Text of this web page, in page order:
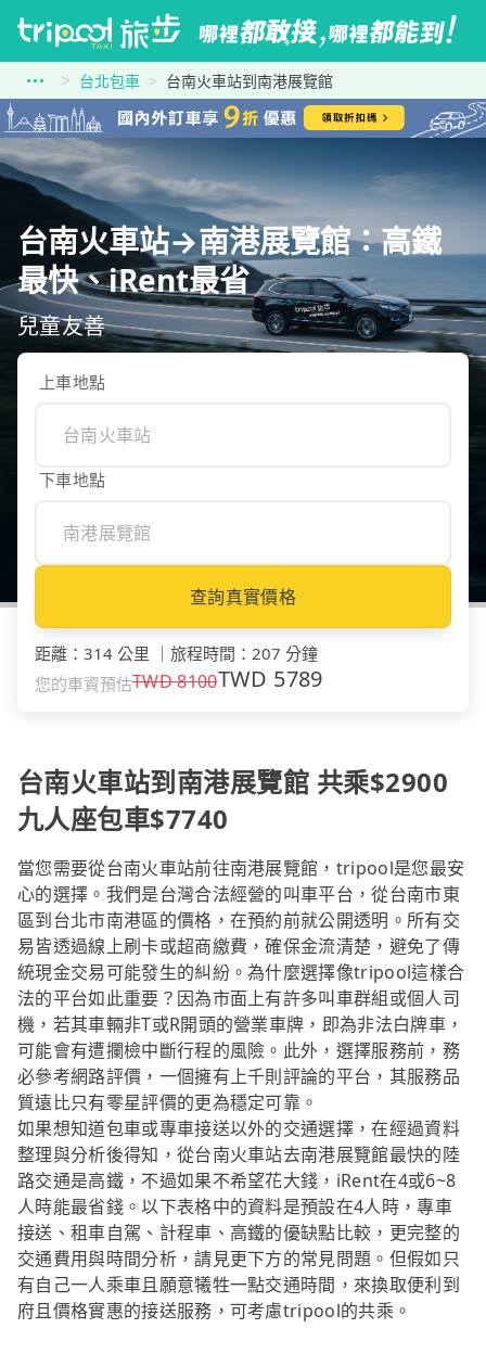
台北包車 台南火車站到南港展覽館
台南火車站→南港展覽館：高鐵
最快、iRent最省
兒童友善
上車地點
下車地點
查詢真實價格
距離 ： 314 公里 旅程時間 ： 207 分鐘
您的車資預估TWD8100TWD 5789
台南火車站到南港展覽館 共乘$2900
九人座包車$7740
當您需要從台南火車站前往南港展覽館，tripool是您最安
心的選擇。我們是台灣合法經營的叫車平台，從台南市東
區到台北市南港區的價格，在預約前就公開透明。所有交
易皆透過線上刷卡或超商繳費，確保金流清楚，避免了傳
統現金交易可能發生的糾紛。為什麼選擇像tripool這樣合
法的平台如此重要？因為市面上有許多叫車群組或個人司
機，若其車輛非T或R開頭的營業車牌，即為非法白牌車，
可能會有遭攔檢中斷行程的風險。此外，選擇服務前，務
必參考網路評價，一個擁有上千則評論的平台，其服務品
質遠比只有零星評價的更為穩定可靠。
如果想知道包車或專車接送以外的交通選擇，在經過資料
整理與分析後得知，從台南火車站去南港展覽館最快的陸
路交通是高鐵，不過如果不希望花大錢，iRent在4或6~8
人時能最省錢。以下表格中的資料是預設在4人時，專車
接送、租車自駕、計程車、高鐵的優缺點比較，更完整的
交通費用與時間分析，請見更下方的常見問題。但假如只
有自己一人乘車且願意犧牲一點交通時間，來換取便利到
府且價格實惠的接送服務，可考慮tripool的共乘。